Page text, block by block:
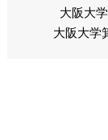
大阪大
大阪大学